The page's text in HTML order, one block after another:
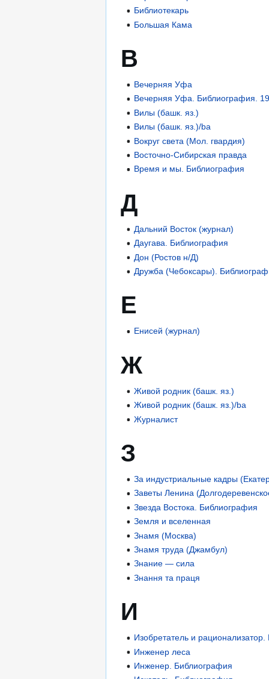
Библиотекарь
Большая Кама
В
Вечерняя Уфа
Вечерняя Уфа. Библиография.
Вилы (башк. яз.)
Вилы (башк. яз.)/ba
Вокруг света (Мол. гвардия)
Восточно-Сибирская правда
Время и мы. Библиография
Д
Дальний Восток (журнал)
Даугава. Библиография
Дон (Ростов н/Д)
Дружба (Чебоксары).
Е
Енисей (журнал)
Ж
Живой родник (башк. яз.)
Живой родник (башк. яз.)/ba
Журналист
З
За индустриальные кадры
Заветы Ленина
Звезда Востока. Библиография
Земля и вселенная
Знамя (Москва)
Знамя труда (Джамбул)
Знание — сила
Знання та праця
И
Изобретатель и
Инженер леса
Инженер. Библиография